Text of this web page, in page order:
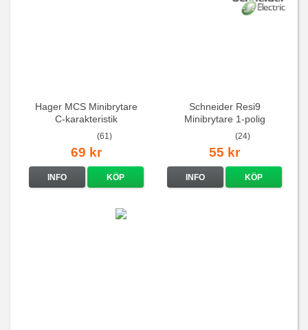
Hager MCS Minibrytare
C-karakteristik
QuickConnect
(61)
69 kr
INFO KÖP
Schneider Resi9
Minibrytare 1-polig
(24)
55 kr
INFO KÖP